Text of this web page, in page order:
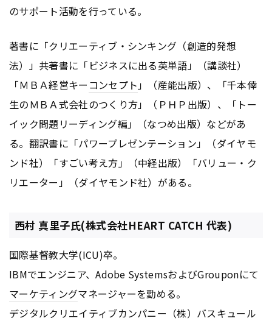
のサポート活動を行っている。
著書に「クリエーティブ・シンキング（創造的発想
法）」共著書に「ビジネスに出る英単語」（講談社）
「ＭＢＡ経営キー コンセプト」（産能出版）、「千本倖
生のＭＢＡ式会社のつくり方」（ＰＨＰ出版）、「トー
イック問題リーディング編」（なつめ出版）などがあ
る。翻訳書に「パワープレゼンテーション」（ダイヤモ
ンド社）「すごい考え方」（中経出版）「バリュー・ク
リエーター」（ダイヤモンド社）がある。
西村 真里子氏(株式会社HEART CATCH 代表)
国際基督教大学(ICU)卒。
IBMでエンジニア、Adobe SystemsおよびGrouponにて
マーケティングマネージャーを勤める。
デジタルクリエイティブカンパニー（株）バスキュール